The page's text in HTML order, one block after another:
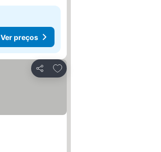
Ver preços
Partilhar
Adicionar aos favoritos